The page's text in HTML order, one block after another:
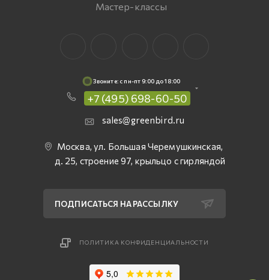
Мастер-классы
Звоните: c пн-пт 9:00 до 18:00
+7 (495) 698-60-50
sales@greenbird.ru
Москва, ул. Большая Черемушкинская,
д. 25, строение 97, крыльцо с гирляндой
ПОДПИСАТЬСЯ НА РАССЫЛКУ
ПОЛИТИКА КОНФИДЕНЦИАЛЬНОСТИ